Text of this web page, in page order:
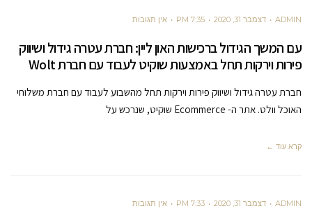
ADMIN דצמבר 31, 2020 7:35 PM אין תגובות
עם המשך הגידול ברכישות האון ליין: חברת עטרה גידול ושיווק
פירות וירקות תחל באמצעות שוקיט לעבוד עם חברת Wolt
חברת עטרה גידול ושיווק פירות וירקות תחל מהשבוע לעבוד עם חברת משלוחי
האוכל וולט. אתר ה- Ecommerce שוקיט, שנרכש על
קרא עוד ←
ADMIN דצמבר 31, 2020 7:33 PM אין תגובות